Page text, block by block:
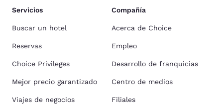
Servicios
Buscar un hotel
Reservas
Choice Privileges
Mejor precio garantizado
Viajes de negocios
Compañía
Acerca de Choice
Empleo
Desarrollo de franquicias
Centro de medios
Filiales